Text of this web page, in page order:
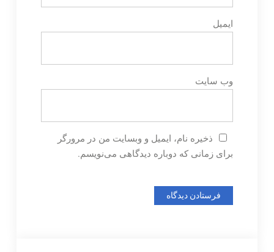
ایمیل
وب‌ سایت
ذخیره نام، ایمیل و وبسایت من در مرورگر
برای زمانی که دوباره دیدگاهی می‌نویسم.